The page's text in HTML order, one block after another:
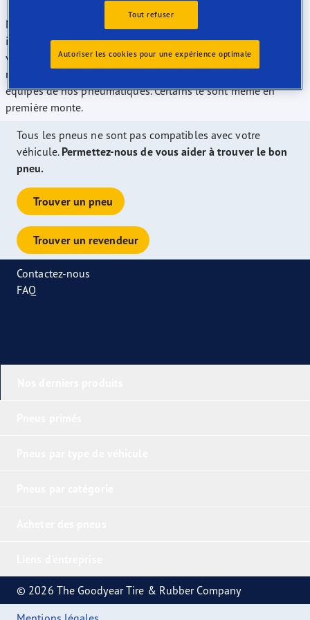
Nos pneus ont été récompensés lors de nombreux tests
indépendants et nous proposons actuellement l’une des plus
vastes gammes de tailles de pneus notés "A" vendus sur le
marché européen. La plupart des modèles peuvent être
équipés de nos pneumatiques. Certains le sont même en
première monte.
Tous les pneus ne sont pas compatibles avec votre
véhicule. Permettez-nous de vous aider à trouver le bon
pneu.
Trouver un pneu
Trouver un revendeur
Contactez-nous
FAQ
© 2026 The Goodyear Tire & Rubber Company
Tout refuser
Autoriser les cookies pour une expérience optimale